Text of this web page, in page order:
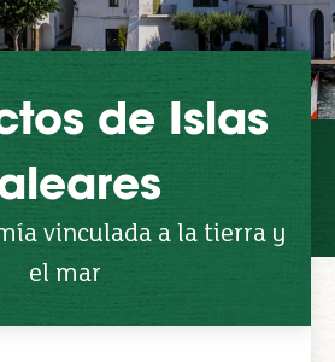
de Islas
vinculada a la tierra y
el mar